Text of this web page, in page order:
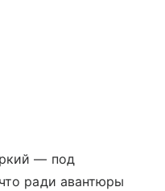
— под
ради авантюры